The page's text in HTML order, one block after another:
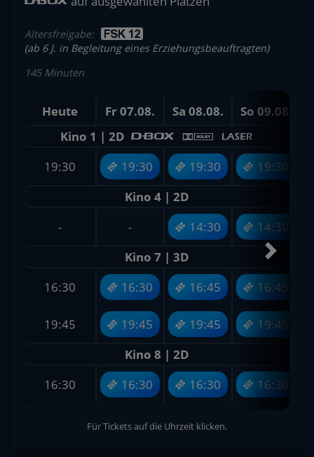
Altersfreigabe:
(ab 6 J. in Begleitung eines Erziehungsbeauftragten)
145 Minuten
Heute Fr 07.08. Sa 08.08. So 09.08.
19:30 19:30 19:30 19:30
- - 14:30 14:30
16:30 16:30 16:45 16:45
19:45 19:45 19:45 19:45
16:30 16:30 16:30 16:30
Kino 1 | 2D
Kino 4 | 2D
Kino 7 | 3D
Kino 8 | 2D
Für Tickets auf die Uhrzeit klicken.